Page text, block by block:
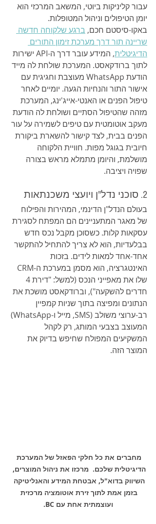
עבור קליניקות ביוטי, המשאב המרכזי הוא
יומן הטיפולים וניהול המטופלות.
באקו-סיסטם חכם, ברגע שלקוחה חדשה
שריינה תור דרך מערכת זימון התורים
הדיגיטלית
, המידע עובר דרך ה-API ישירות
לתוך ברודקאסט. המערכת שולחת לה מייד
הודעת WhatsApp מעוצבת וחגיגית עם
אישור התור והנחיות הגעה. יומיים לאחר
טיפול הפנים או האנטי-אייג'ינג, המערכת
מזהה שהטיפול הסתיים ושולחת לה הודעת
מעקב אוטומטית עם טיפים לשמירה על עור
הפנים בבית, לצד קישור להשארת ביקורת
חיובית בגוגל מפות. חוויית הלקוחה
מושלמת, והיומן מתמלא מראש בצורה
שפויה ויציבה.
2. סוכני נדל"ן ויועצי משכנתאות
בעולם הנדל"ן הדינמי, המהירות והפילוח
של מאגר המתעניינים הם המפתח לסגירת
עסקאות קלות. כשסוכן מקבל נכס חדש
בבלעדיות, הוא לא צריך להתחיל להתקשר
אחד-אחד למאות לידים. בזכות
חדרים להשקעה"), וברודקאסט מושכת את
הנתונים ומפיצה בתוך שניות קמפיין
רב-ערוצי משולב (SMS, מייל ו-WhatsApp)
המעוצב בצבעי המותג, רק לקהל
המשקיעים המפולח שחיפש בדיוק את
המוצר הזה.
מחברים את כל חלקי הפאזל של המערכת
הדיגיטלית שלכם.  מרכזו את ניהול המוצרים,
השיווק בדוא"ל, אבטחת המידע והאנליטיקה
בזמן אמת לתוך זירת אוטומציה מרכזית
ועוצמתית אחת עם BC.